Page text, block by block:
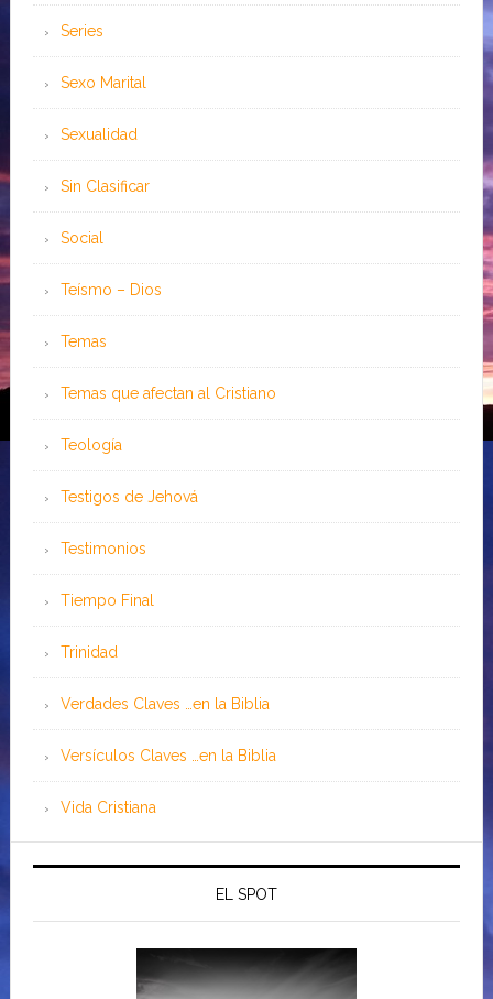
Series
Sexo Marital
Sexualidad
Sin Clasificar
Social
Teísmo – Dios
Temas
Temas que afectan al Cristiano
Teología
Testigos de Jehová
Testimonios
Tiempo Final
Trinidad
Verdades Claves …en la Biblia
Versículos Claves …en la Biblia
Vida Cristiana
EL SPOT